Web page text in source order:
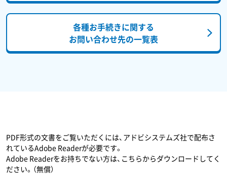
各種お手続きに関する
お問い合わせ先の一覧表
PDF形式の文書をご覧いただくには、アドビシステムズ社で配布さ
れているAdobe Readerが必要です。
Adobe Readerをお持ちでない方は、こちらからダウンロードしてく
ださい。（無償）